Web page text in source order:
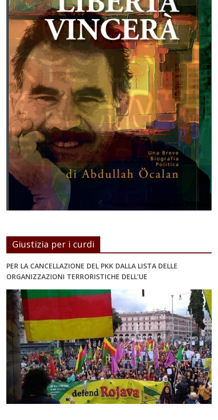
Giustizia per i curdi
PER LA CANCELLAZIONE DEL PKK DALLA LISTA DELLE
ORGANIZZAZIONI TERRORISTICHE DELL’UE